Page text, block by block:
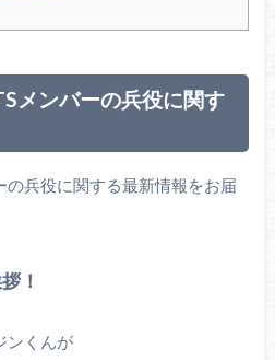
メンバーの兵役に関す
の兵役に関する最新情報をお届
！
ンくんが